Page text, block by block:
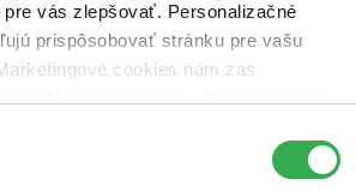
pre vás zlepšovať. Personalizačné
prispôsobovať stránku pre vašu
cookies nám zas
všetky tieto cookies. Ďakujeme!